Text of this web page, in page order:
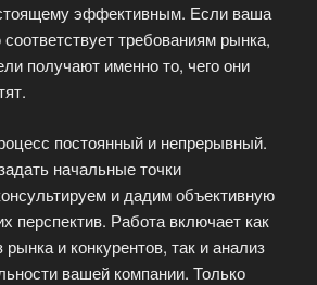
эффективным. Если ваша
требованиям рынка,
получают именно то, чего они
постоянный и непрерывный.
начальные точки
и дадим объективную
перспектив. Работа включает как
и конкурентов, так и анализ
вашей компании. Только